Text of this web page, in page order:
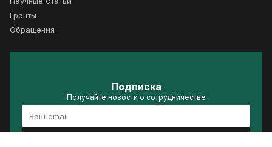
Гранты
Обращения
Подписка
Получайте новости о сотрудничестве